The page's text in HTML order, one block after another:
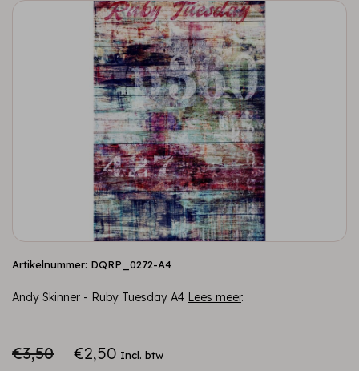
Artikelnummer: DQRP_0272-A4
Andy Skinner - Ruby Tuesday A4 Lees meer.
€3,50 €2,50 Incl. btw